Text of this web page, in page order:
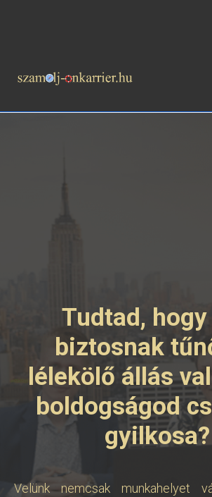
Tudtad,
biztosnak
lélekölő állás
boldogságod
gyilkosa?
Velünk nemcsak munkahelyet